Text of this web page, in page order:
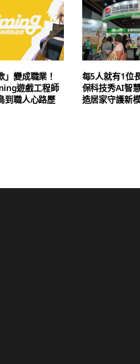
」變成職業！
遊戲工程師
到職人心路歷
每5人就有1位
保科技秀AI智
造居家守護新